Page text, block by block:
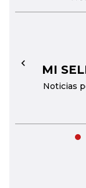
MI
Noticias
←